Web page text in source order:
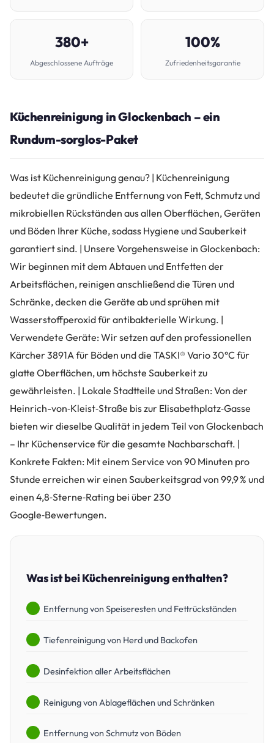
380+
Abgeschlossene Aufträge
100%
Zufriedenheitsgarantie
Küchenreinigung in Glockenbach – ein
Rundum-sorglos-Paket
Was ist Küchenreinigung genau? | Küchenreinigung
bedeutet die gründliche Entfernung von Fett, Schmutz und
mikrobiellen Rückständen aus allen Oberflächen, Geräten
und Böden Ihrer Küche, sodass Hygiene und Sauberkeit
garantiert sind. | Unsere Vorgehensweise in Glockenbach:
Wir beginnen mit dem Abtauen und Entfetten der
Arbeitsflächen, reinigen anschließend die Türen und
Schränke, decken die Geräte ab und sprühen mit
Wasserstoffperoxid für antibakterielle Wirkung. |
Verwendete Geräte: Wir setzen auf den professionellen
Kärcher 3891A für Böden und die TASKI® Vario 30°C für
glatte Oberflächen, um höchste Sauberkeit zu
gewährleisten. | Lokale Stadtteile und Straßen: Von der
Heinrich-von‑Kleist‑Straße bis zur Elisabethplatz‑Gasse
bieten wir dieselbe Qualität in jedem Teil von Glockenbach
– Ihr Küchenservice für die gesamte Nachbarschaft. |
Konkrete Fakten: Mit einem Service von 90 Minuten pro
Stunde erreichen wir einen Sauberkeitsgrad von 99,9 % und
einen 4,8‑Sterne‑Rating bei über 230
Google‑Bewertungen.
Was ist bei Küchenreinigung enthalten?
Entfernung von Speiseresten und Fettrückständen
Tiefenreinigung von Herd und Backofen
Desinfektion aller Arbeitsflächen
Reinigung von Ablageflächen und Schränken
Entfernung von Schmutz von Böden